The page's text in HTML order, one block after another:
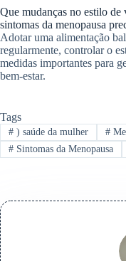
Que mudanças no estilo
sintomas da menopausa
Adotar uma alimentação
regularmente, controlar o
medidas importantes para
bem-estar.
Tags
#) saúde da mulher #
#Sintomas da Menopausa